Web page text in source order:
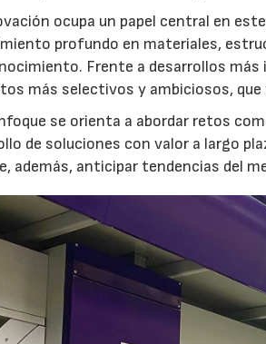
ocupa un papel central en
profundo en materiales,
Frente a desarrollos
más selectivos y ambiciosos,
se orienta a abordar retos
de soluciones con valor a largo
además, anticipar tendencias del